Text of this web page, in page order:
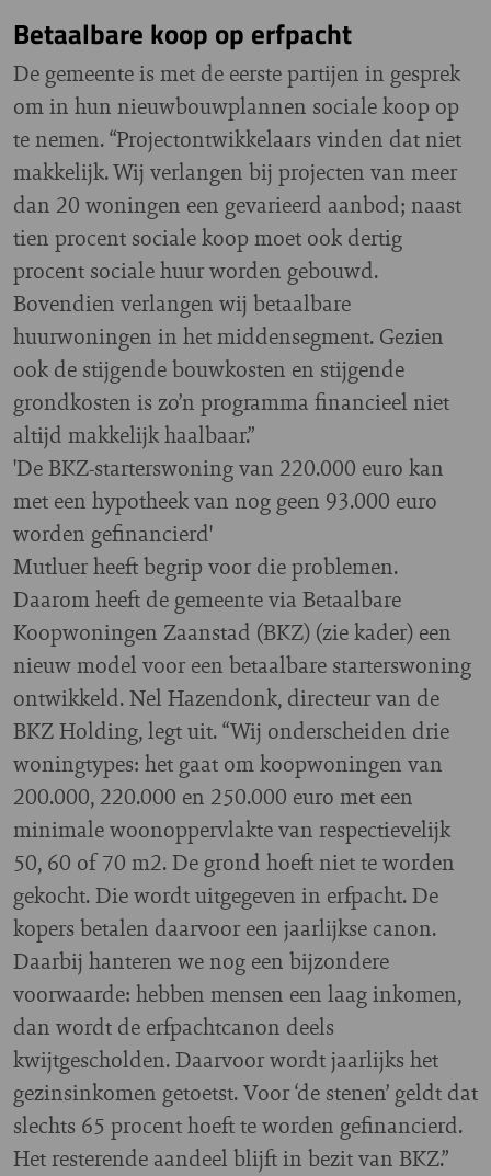
Betaalbare koop op erfpacht
De gemeente is met de eerste partijen in gesprek
om in hun nieuwbouwplannen sociale koop op
te nemen. “Projectontwikkelaars vinden dat niet
makkelijk. Wij verlangen bij projecten van meer
dan 20 woningen een gevarieerd aanbod; naast
tien procent sociale koop moet ook dertig
procent sociale huur worden gebouwd.
Bovendien verlangen wij betaalbare
huurwoningen in het middensegment. Gezien
ook de stijgende bouwkosten en stijgende
grondkosten is zo’n programma financieel niet
altijd makkelijk haalbaar.”
'De BKZ-starterswoning van 220.000 euro kan
met een hypotheek van nog geen 93.000 euro
worden gefinancierd'
Mutluer heeft begrip voor die problemen.
Daarom heeft de gemeente via Betaalbare
Koopwoningen Zaanstad (BKZ) (zie kader) een
nieuw model voor een betaalbare starterswoning
ontwikkeld. Nel Hazendonk, directeur van de
BKZ Holding, legt uit. “Wij onderscheiden drie
woningtypes: het gaat om koopwoningen van
200.000, 220.000 en 250.000 euro met een
minimale woonoppervlakte van respectievelijk
50, 60 of 70 m2. De grond hoeft niet te worden
gekocht. Die wordt uitgegeven in erfpacht. De
kopers betalen daarvoor een jaarlijkse canon.
Daarbij hanteren we nog een bijzondere
voorwaarde: hebben mensen een laag inkomen,
dan wordt de erfpachtcanon deels
kwijtgescholden. Daarvoor wordt jaarlijks het
gezinsinkomen getoetst. Voor ‘de stenen’ geldt dat
slechts 65 procent hoeft te worden gefinancierd.
Het resterende aandeel blijft in bezit van BKZ.”